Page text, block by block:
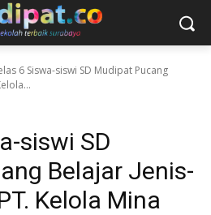
6 Siswa-siswi SD Mudipat Pucang
siswi SD
Belajar Jenis-
Kelola Mina